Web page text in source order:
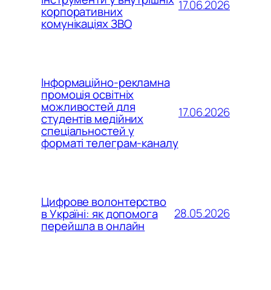
корпоративних
комунікаціях ЗВО
17.06.2026
Інформаційно-рекламна
промоція освітніх
можливостей для
студентів медійних
спеціальностей у
форматі телеграм-каналу
17.06.2026
Цифрове волонтерство
в Україні: як допомога
перейшла в онлайн
28.05.2026